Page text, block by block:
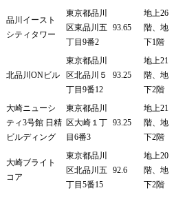
品川イースト
シティタワー
東京都品川
区東品川五
丁目9番2
93.65
地上26
階、地
下1階
北品川ONビル
東京都品川
区北品川５
丁目9番12
93.25
地上21
階、地
下2階
大崎ニューシ
ティ3号館 日精
ビルディング
東京都品川
区大崎１丁
目6番3
93.25
地上21
階、地
下2階
大崎ブライト
コア
東京都品川
区北品川五
丁目5番15
92.6
地上20
階、地
下2階